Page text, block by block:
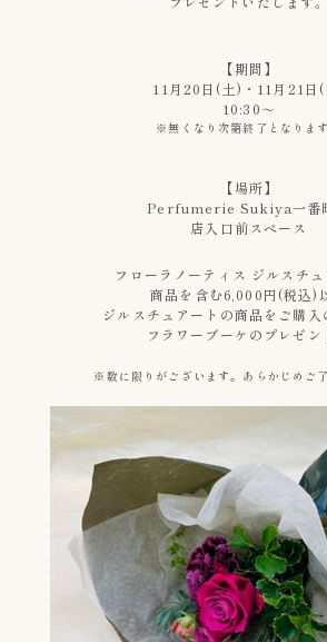
【期間】
11月20日(土)・11月21日(
10:30～
※無くなり次第終了となります
【場所】
Perfumerie Sukiya一番
店入口前スペース
フローラノーティス ジルスチュ
商品を含む6,000円(税込)
ジルスチュアートの商品をご購入
フラワーブーケのプレゼン
※数に限りがございます。あらかじめご了